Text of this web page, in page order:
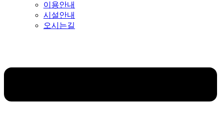
이용안내
시설안내
오시는길